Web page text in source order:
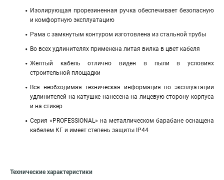
Изолирующая прорезиненная ручка обеспечивает безопасную
и комфортную эксплуатацию
Рама с замкнутым контуром изготовлена из стальной трубы
Во всех удлинителях применена литая вилка в цвет кабеля
Желтый кабель отлично виден в пыли в условиях
строительной площадки
Вся необходимая техническая информация по эксплуатации
удлинителей на катушке нанесена на лицевую сторону корпуса
и на стикер
Серия «PROFESSIONAL» на металлическом барабане оснащена
кабелем КГ и имеет степень защиты IP44
Технические характеристики